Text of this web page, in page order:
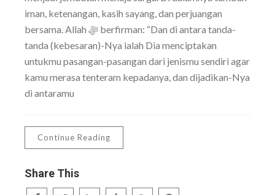
iman, ketenangan, kasih sayang, dan perjuangan
bersama. Allah ﷻ berfirman: “Dan di antara tanda-
tanda (kebesaran)-Nya ialah Dia menciptakan
untukmu pasangan-pasangan dari jenismu sendiri agar
kamu merasa tenteram kepadanya, dan dijadikan-Nya
di antaramu
Continue Reading
Share This